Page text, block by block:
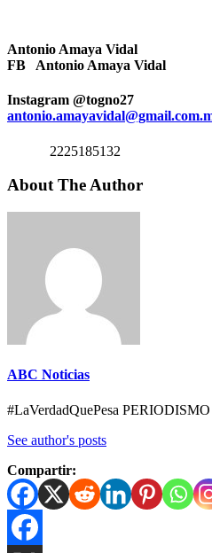
Antonio Amaya Vidal
FB Antonio Amaya Vidal
Instagram @togno27
2225185132
About The Author
ABC Noticias
#LaVerdadQuePesa
See author's posts
Compartir: